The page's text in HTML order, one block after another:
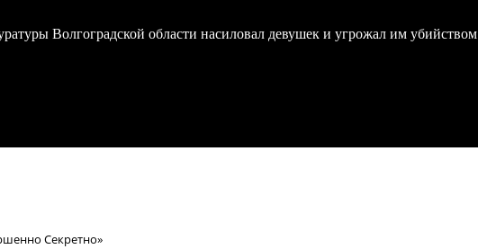
Волгоградской области насиловал девушек и угрожал им убийством
Секретно»